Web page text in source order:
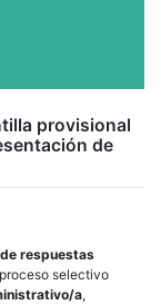
provisional
de
respuestas
selectivo
a,